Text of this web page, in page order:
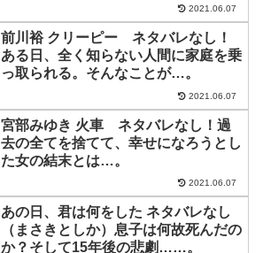
2021.06.07
前川裕 クリーピー ネタバレなし！
ある日、全く知らない人間に家庭を乗
っ取られる。そんなことが…。
2021.06.07
宮部みゆき 火車 ネタバレなし！過
去の全てを捨てて、幸せになろうとし
た女の結末とは…。
2021.06.07
あの日、君は何をした ネタバレなし
（まさきとしか）息子は何故死んだの
か？そして15年後の悲劇……。